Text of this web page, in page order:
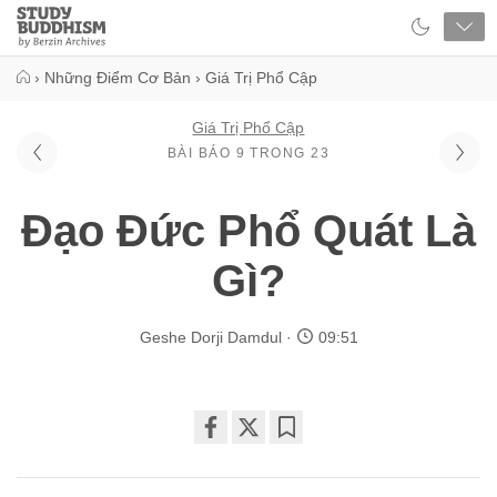
Close
Study
Buddhism
› Những Điểm Cơ Bản › Giá Trị Phổ Cập
Giá Trị Phổ Cập
BÀI BÁO 9 TRONG 23
Đạo Đức Phổ Quát Là
Gì?
Geshe Dorji Damdul 09:51
on